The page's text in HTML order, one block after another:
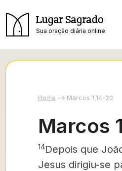
Lugar Sagrado
Sua oração diária online
Home Marcos 1,14-20
Marcos
14Depois que
Jesus dirigiu-se